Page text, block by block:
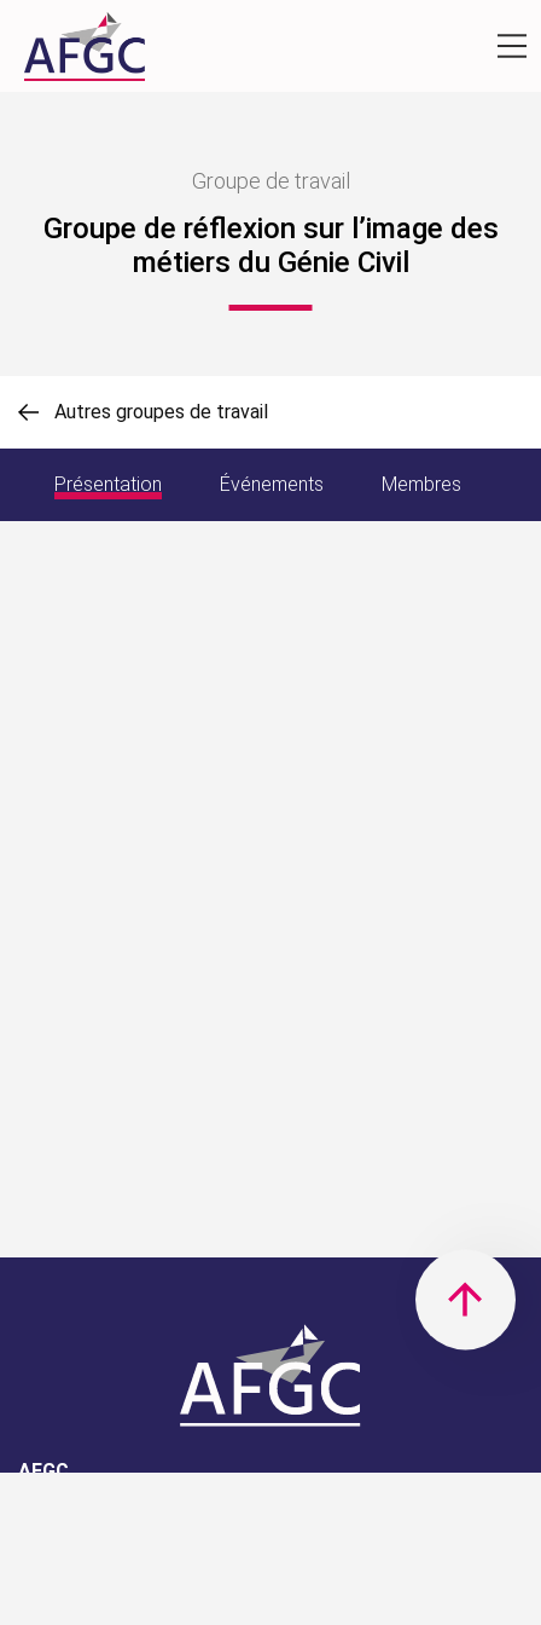
Groupe de travail
Groupe de réflexion sur l’image des
métiers du Génie Civil
Autres groupes de travail
Présentation Événements Membres
AFGC